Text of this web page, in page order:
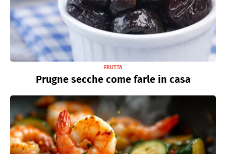
FRUTTA
Prugne secche come farle in casa